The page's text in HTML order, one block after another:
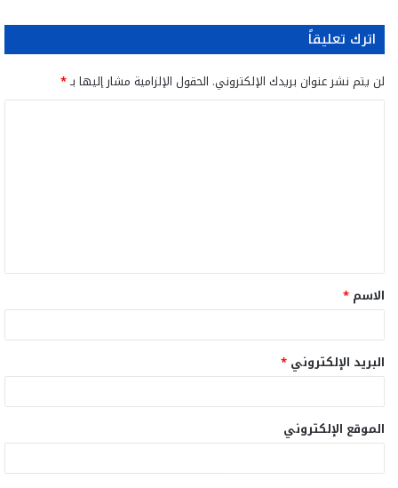
اترك تعليقاً
لن يتم نشر عنوان بريدك الإلكتروني. الحقول الإلزامية مشار إليها بـ*
ق
*
الاسم *
البريد الإلكتروني *
الموقع الإلكتروني